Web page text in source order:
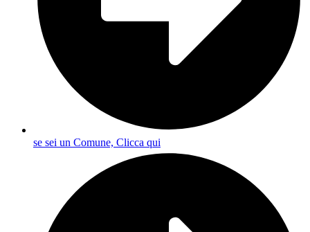
se sei un Comune, Clicca qui